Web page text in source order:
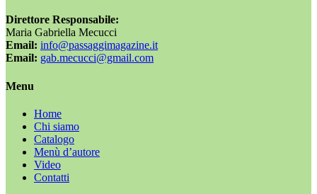
Direttore Responsabile:
Maria Gabriella Mecucci
Email: info@passaggimagazine.it
Email: gab.mecucci@gmail.com
Menu
Home
Chi siamo
Catalogo
Menù d’autore
Video
Contatti